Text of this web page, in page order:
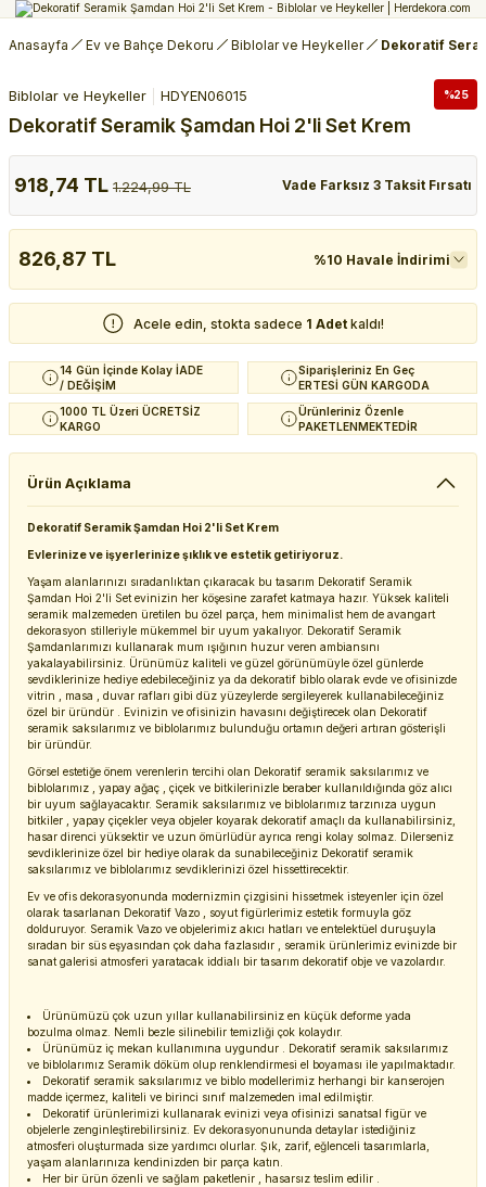
Anasayfa Ev ve Bahçe Dekoru Biblolar ve Heykeller Dekoratif
%25
Biblolar ve Heykeller HDYEN06015
Dekoratif Seramik Şamdan Hoi 2'li Set Krem
918,74 TL 1.224,99 TL Vade Farksız 3 Taksit Fırsatı
826,87 TL %10 Havale İndirimi
Acele edin, stokta sadece 1 Adet kaldı!
14 Gün İçinde Kolay İADE
/ DEĞİŞİM
Siparişleriniz En Geç
ERTESİ GÜN KARGODA
1000 TL Üzeri ÜCRETSİZ
KARGO
Ürünleriniz Özenle
PAKETLENMEKTEDİR
Ürün Açıklama
Dekoratif Seramik Şamdan Hoi 2'li Set Krem
Evlerinize ve işyerlerinize şıklık ve estetik getiriyoruz.
Yaşam alanlarınızı sıradanlıktan çıkaracak bu tasarım Dekoratif Seramik
Şamdan Hoi 2'li Set evinizin her köşesine zarafet katmaya hazır. Yüksek kaliteli
seramik malzemeden üretilen bu özel parça, hem minimalist hem de avangart
dekorasyon stilleriyle mükemmel bir uyum yakalıyor. Dekoratif Seramik
Şamdanlarımızı kullanarak mum ışığının huzur veren ambiansını
yakalayabilirsiniz. Ürünümüz kaliteli ve güzel görünümüyle özel günlerde
sevdiklerinize hediye edebileceğiniz ya da dekoratif biblo olarak evde ve ofisinizde
vitrin , masa , duvar rafları gibi düz yüzeylerde sergileyerek kullanabileceğiniz
özel bir üründür . Evinizin ve ofisinizin havasını değiştirecek olan Dekoratif
seramik saksılarımız ve biblolarımız bulunduğu ortamın değeri artıran gösterişli
bir üründür.
Görsel estetiğe önem verenlerin tercihi olan Dekoratif seramik saksılarımız ve
biblolarımız , yapay ağaç , çiçek ve bitkilerinizle beraber kullanıldığında göz alıcı
bir uyum sağlayacaktır. Seramik saksılarımız ve biblolarımız tarzınıza uygun
bitkiler , yapay çiçekler veya objeler koyarak dekoratif amaçlı da kullanabilirsiniz,
hasar direnci yüksektir ve uzun ömürlüdür ayrıca rengi kolay solmaz. Dilerseniz
sevdiklerinize özel bir hediye olarak da sunabileceğiniz Dekoratif seramik
saksılarımız ve biblolarımız sevdiklerinizi özel hissettirecektir.
Ev ve ofis dekorasyonunda modernizmin çizgisini hissetmek isteyenler için özel
olarak tasarlanan Dekoratif Vazo , soyut figürlerimiz estetik formuyla göz
dolduruyor. Seramik Vazo ve objelerimiz akıcı hatları ve entelektüel duruşuyla
sıradan bir süs eşyasından çok daha fazlasıdır , seramik ürünlerimiz evinizde bir
sanat galerisi atmosferi yaratacak iddialı bir tasarım dekoratif obje ve vazolardır.
Ürünümüzü çok uzun yıllar kullanabilirsiniz en küçük deforme yada
bozulma olmaz. Nemli bezle silinebilir temizliği çok kolaydır.
Ürünümüz iç mekan kullanımına uygundur . Dekoratif seramik saksılarımız
ve biblolarımız Seramik döküm olup renklendirmesi el boyaması ile yapılmaktadır.
Dekoratif seramik saksılarımız ve biblo modellerimiz herhangi bir kanserojen
madde içermez, kaliteli ve birinci sınıf malzemeden imal edilmiştir.
Dekoratif ürünlerimizi kullanarak evinizi veya ofisinizi sanatsal figür ve
objelerle zenginleştirebilirsiniz. Ev dekorasyonununda detaylar istediğiniz
atmosferi oluşturmada size yardımcı olurlar. Şık, zarif, eğlenceli tasarımlarla,
yaşam alanlarınıza kendinizden bir parça katın.
Her bir ürün özenli ve sağlam paketlenir , hasarsız teslim edilir .